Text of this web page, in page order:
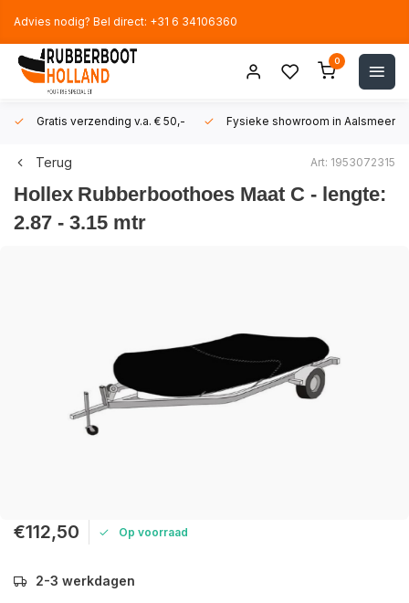
Advies nodig? Bel direct: +31 6 34106360
0
Gratis verzending v.a. € 50,- Fysieke showroom in Aalsmeer!
Terug Art: 1953072315
Hollex Rubberboothoes Maat C - lengte:
2.87 - 3.15 mtr
€112,50 Op voorraad
2-3 werkdagen